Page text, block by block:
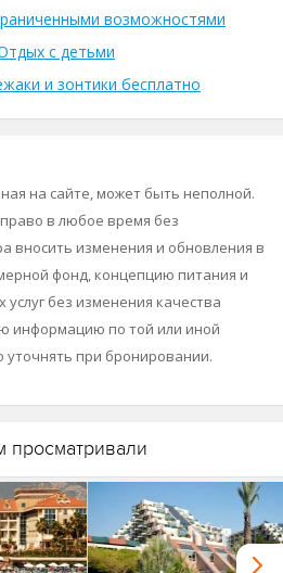
возможностями
с детьми
и зонтики бесплатно
на сайте, может быть неполной.
в любое время без
вносить изменения и обновления в
фонд, концепцию питания и
без изменения качества
информацию по той или иной
уточнять при бронировании.
просматривали